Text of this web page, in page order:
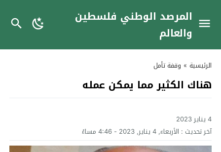
المرصد الوطني فلسطين
والعالم
الرئيسية » وقفة تأمل
هناك الكثير مما يمكن عمله
4 يناير 2023
آخر تحديث : الأربعاء, 4 يناير, 2023 - 4:46 مساءً